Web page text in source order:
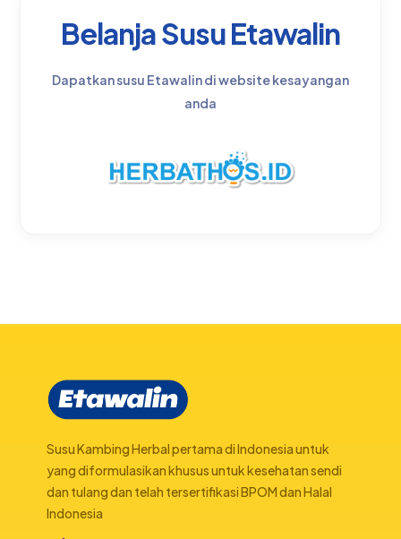
Belanja Susu Etawalin
Dapatkan susu Etawalin di website kesayangan
anda
Susu Kambing Herbal pertama di Indonesia untuk
yang diformulasikan khusus untuk kesehatan sendi
dan tulang dan telah tersertifikasi BPOM dan Halal
Indonesia